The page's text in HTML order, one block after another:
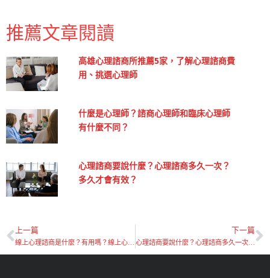
推薦文章閱讀
高雄心理諮商所推薦5家，了解心理諮商費
用、挑選心理師
什麼是心理師？諮商心理師和臨床心理師
有什麼不同？
心理諮商要說什麼？心理諮商多久一次？
多久才會有效？
上一篇 下一篇
心理諮商要說什麼？心理諮商多久一次？多久才會有效？